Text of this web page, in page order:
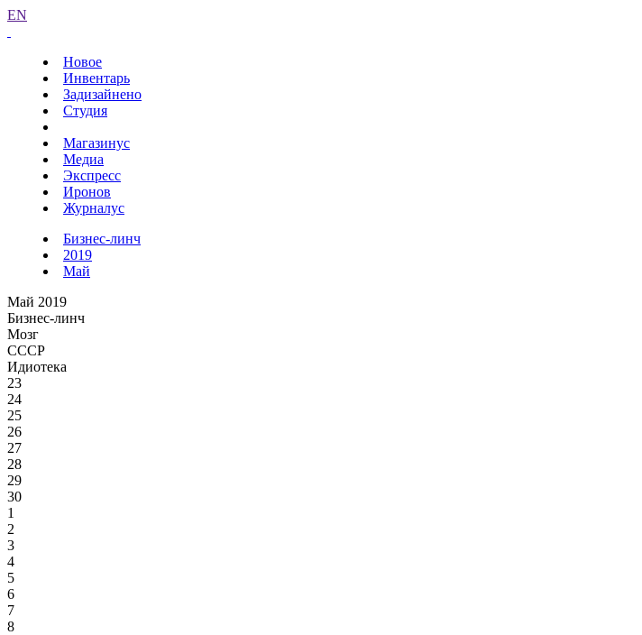
EN
Новое
Инвентарь
Задизайнено
Студия
Магазинус
Медиа
Экспресс
Иронов
Журналус
Бизнес-линч
2019
Май
Май 2019
Бизнес-линч
Мозг
СССР
Идиотека
23
24
25
26
27
28
29
30
1
2
3
4
5
6
7
8